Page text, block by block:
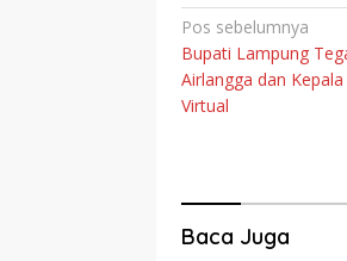
Navigasi
pos
Pos sebelumnya
Bupati Lampung
Airlangga dan
Virtual
Baca Juga